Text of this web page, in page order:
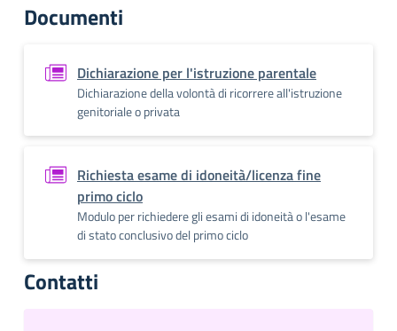
Documenti
Dichiarazione per l'istruzione parentale
Dichiarazione della volontà di ricorrere all'istruzione
genitoriale o privata
Richiesta esame di idoneità/licenza fine
primo ciclo
Modulo per richiedere gli esami di idoneità o l'esame
di stato conclusivo del primo ciclo
Contatti